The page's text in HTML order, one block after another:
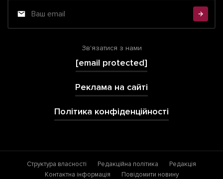
Зв'язатися з нами
[email protected]
Реклама на сайті
Політика конфіденційності
Структура власності Редакційна політика
Редакція
Контактна інформація
Повідомити новину